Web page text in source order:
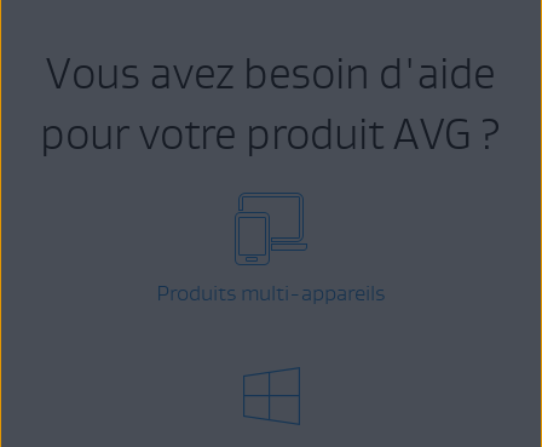
Vous avez besoin d'aide
pour votre produit AVG ?
Produits multi-appareils